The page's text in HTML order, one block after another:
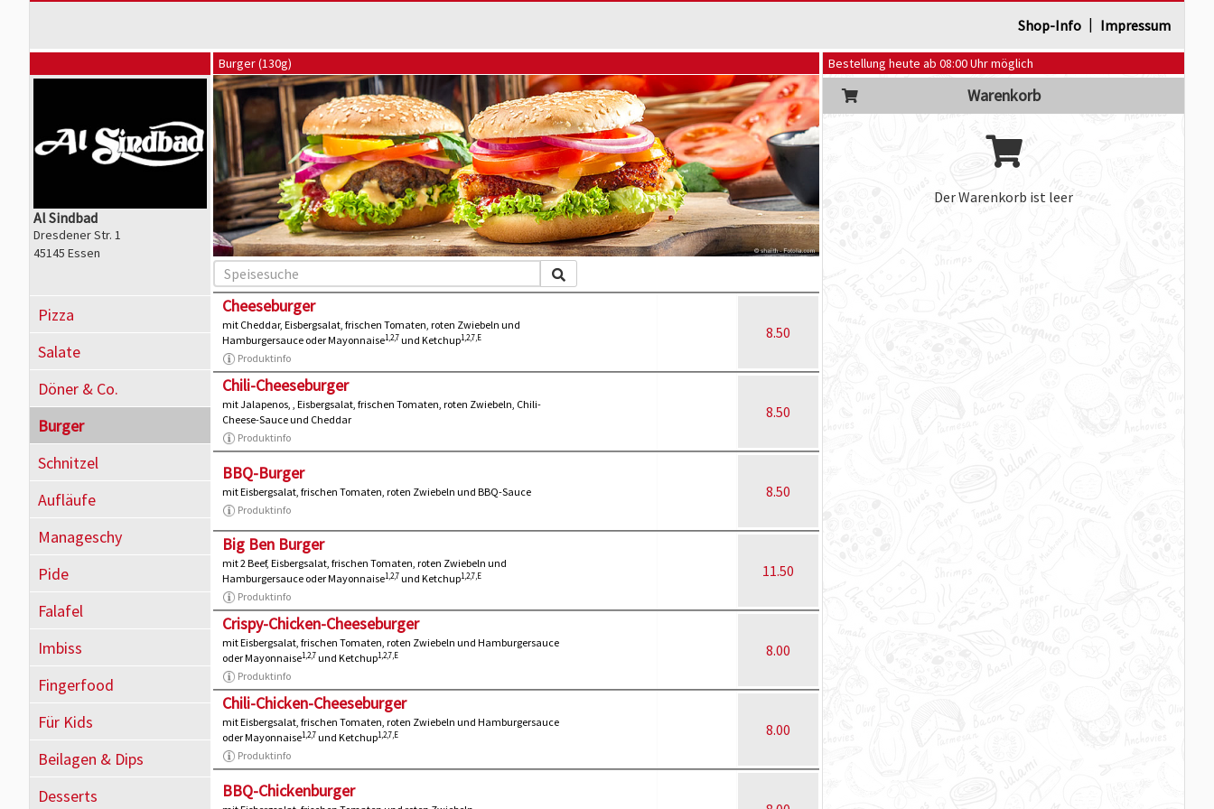
Shop-Info | Impressum
Bestellung heute ab 08:00 Uhr möglich
Warenkorb
Der Warenkorb ist leer
Al Sindbad
Dresdener Str. 1
45145 Essen
Pizza
Salate
Döner & Co.
Burger
Schnitzel
Aufläufe
Manageschy
Pide
Falafel
Imbiss
Fingerfood
Für Kids
Beilagen & Dips
Desserts
Burger (130g)
Cheeseburger
mit Cheddar, Eisbergsalat, frischen Tomaten, roten Zwiebeln und
Hamburgersauce oder Mayonnaise1,2,7und Ketchup1,2,7,E
Produktinfo
8.50
Chili-Cheeseburger
mit Jalapenos, , Eisbergsalat, frischen Tomaten, roten Zwiebeln, Chili-
Cheese-Sauce und Cheddar
Produktinfo
8.50
BBQ-Burger
mit Eisbergsalat, frischen Tomaten, roten Zwiebeln und BBQ-Sauce
Produktinfo
8.50
Big Ben Burger
mit 2 Beef, Eisbergsalat, frischen Tomaten, roten Zwiebeln und
Hamburgersauce oder Mayonnaise1,2,7und Ketchup1,2,7,E
Produktinfo
11.50
Crispy-Chicken-Cheeseburger
mit Eisbergsalat, frischen Tomaten, roten Zwiebeln und Hamburgersauce
oder Mayonnaise1,2,7und Ketchup1,2,7,E
Produktinfo
8.00
Chili-Chicken-Cheeseburger
mit Eisbergsalat, frischen Tomaten, roten Zwiebeln und Hamburgersauce
oder Mayonnaise1,2,7und Ketchup1,2,7,E
Produktinfo
8.00
BBQ-Chickenburger